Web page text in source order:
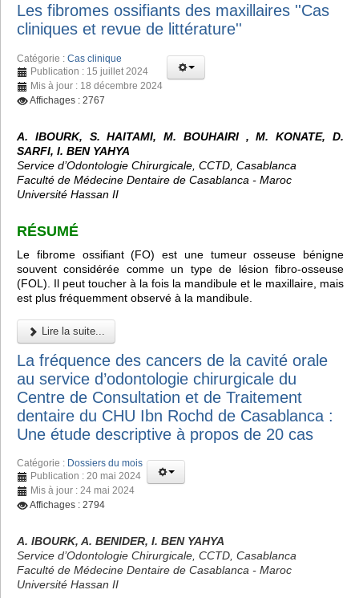
Les fibromes ossifiants des maxillaires ''Cas
cliniques et revue de littérature''
Catégorie : Cas clinique
Publication : 15 juillet 2024
Mis à jour : 18 décembre 2024
Affichages : 2767
A. IBOURK, S. HAITAMI, M. BOUHAIRI , M. KONATE, D.
SARFI, I. BEN YAHYA
Service d’Odontologie Chirurgicale, CCTD, Casablanca
Faculté de Médecine Dentaire de Casablanca - Maroc
Université Hassan II
RÉSUMÉ
Le fibrome ossifiant (FO) est une tumeur osseuse bénigne
souvent considérée comme un type de lésion fibro-osseuse
(FOL). Il peut toucher à la fois la mandibule et le maxillaire, mais
est plus fréquemment observé à la mandibule.
Lire la suite...
La fréquence des cancers de la cavité orale
au service d’odontologie chirurgicale du
Centre de Consultation et de Traitement
dentaire du CHU Ibn Rochd de Casablanca :
Une étude descriptive à propos de 20 cas
Catégorie : Dossiers du mois
Publication : 20 mai 2024
Mis à jour : 24 mai 2024
Affichages : 2794
A. IBOURK, A. BENIDER, I. BEN YAHYA
Service d’Odontologie Chirurgicale, CCTD, Casablanca
Faculté de Médecine Dentaire de Casablanca - Maroc
Université Hassan II